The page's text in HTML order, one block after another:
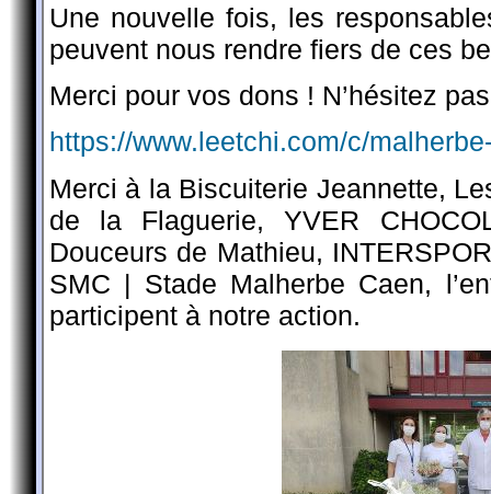
Une nouvelle fois, les
peuvent nous rendre fiers de ces
Merci pour vos dons ! N’hésitez
https://www.leetchi.com/c/
Merci à la Biscuiterie Jeannette,
de la Flaguerie, YVER
Douceurs de Mathieu,
SMC | Stade Malherbe Caen,
participent à notre action.